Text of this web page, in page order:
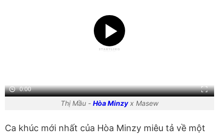
0:00
Thị Mầu - Hòa Minzyx Masew
Ca khúc mới nhất của Hòa Minzy miêu tả về một